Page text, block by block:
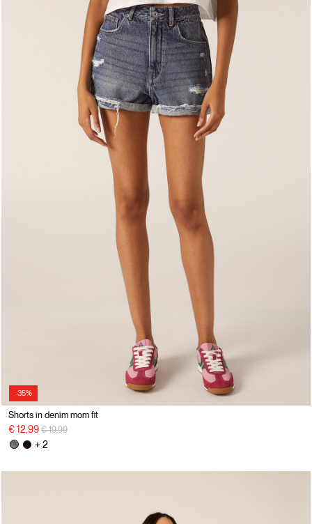
-35%
Shorts in denim mom fit
€ 12,99 Price reduced from
€ 19,99to
+ 2